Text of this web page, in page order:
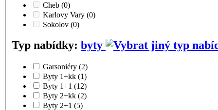
Cheb (0)
Karlovy Vary (0)
Sokolov (0)
Typ nabídky: byty
Garsoniéry (2)
Byty 1+kk (1)
Byty 1+1 (12)
Byty 2+kk (2)
Byty 2+1 (5)